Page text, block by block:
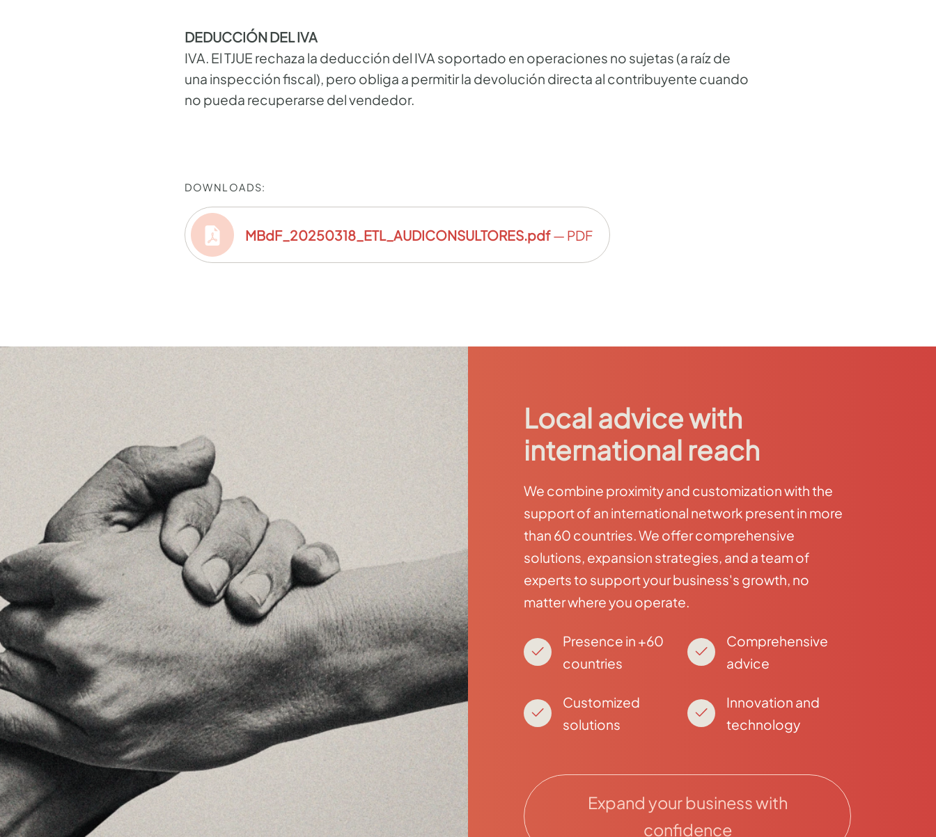
DEDUCCIÓN DEL IVA
IVA. El TJUE rechaza la deducción del IVA soportado en operaciones no sujetas (a raíz de
una inspección fiscal), pero obliga a permitir la devolución directa al contribuyente cuando
no pueda recuperarse del vendedor.
DOWNLOADS:
MBdF_20250318_ETL_AUDICONSULTORES.pdf— PDF
Local advice with
international reach
We combine proximity and customization with the
support of an international network present in more
than 60 countries. We offer comprehensive
solutions, expansion strategies, and a team of
experts to support your business's growth, no
matter where you operate.
Presence in +60
countries
Customized
solutions
Comprehensive
advice
Innovation and
technology
Expand your business with
confidence